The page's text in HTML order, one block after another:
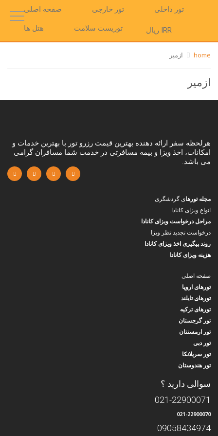
صفحه اصلی تور خارجی تور داخلی
هتل ها توریست سلامت IRR ریال
home ازمیر
ازمیر
هرلحظه سفر ارائه دهنده بهترین قیمت رزرو تور با بهترین خدمات و
امکانات، اخذ ویزا و بیمه مسافرتی در خدمت شما مسافران گرامی
می باشد.
مجله تورهای گردشگری
انواع ویزای کانادا
مراحل درخواست ویزای کانادا
درخواست تجدید نظر ویزا
روند پیگیری اخذ ویزای کانادا
هزینه ویزای کانادا
صفحه اصلی
تورهای اروپا
تورهای تایلند
تورهای ترکیه
تور گرجستان
تور ارمسنتان
تور دبی
تور سریلانکا
تور هندوستان
سوالی دارید ؟
021-22900071
021-22900070
09058434974